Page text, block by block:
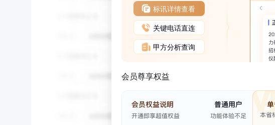
标讯详情查看
关键电话直连
甲方分析查询
会员尊享权益